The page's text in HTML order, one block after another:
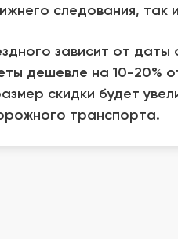
следования, так
зависит от
дешевле на 10-20%
скидки будет
транспорта.